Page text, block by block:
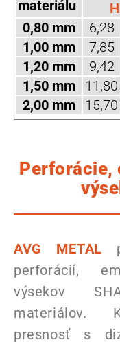
materiálu
0,80 mm
6,28
1,00 mm
7,85
1,20 mm
9,42
1,50 mm
11,80
2,00 mm
15,70
Perforácie,
AVG METAL
perforácií,
výsekov
materiálov.
presnosť s